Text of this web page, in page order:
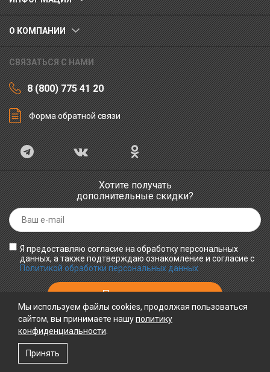
О КОМПАНИИ
СВЯЗАТЬСЯ С НАМИ
8 (800) 775 41 20
Форма обратной связи
Хотите получать
дополнительные скидки?
Я предоставляю согласие на обработку персональных
данных, а также подтверждаю ознакомление и согласие с
Политикой обработки персональных данных
ПРИНИМАЕМ К ОПЛАТЕ
Мы используем файлы cookies, продолжая пользоваться
сайтом, вы принимаете нашуполитику
конфиденциальности
Принять